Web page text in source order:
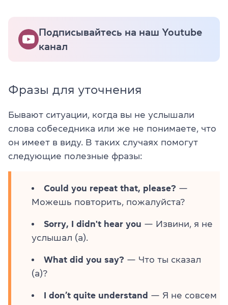
Подписывайтесь на наш Youtube
канал
Фразы для уточнения
Бывают ситуации, когда вы не услышали
слова собеседника или же не понимаете, что
он имеет в виду. В таких случаях помогут
следующие полезные фразы:
Could you repeat that, please? —
Можешь повторить, пожалуйста?
Sorry, I didn't hear you — Извини, я не
услышал (а).
What did you say? — Что ты сказал
(а)?
I don’t quite understand — Я не совсем